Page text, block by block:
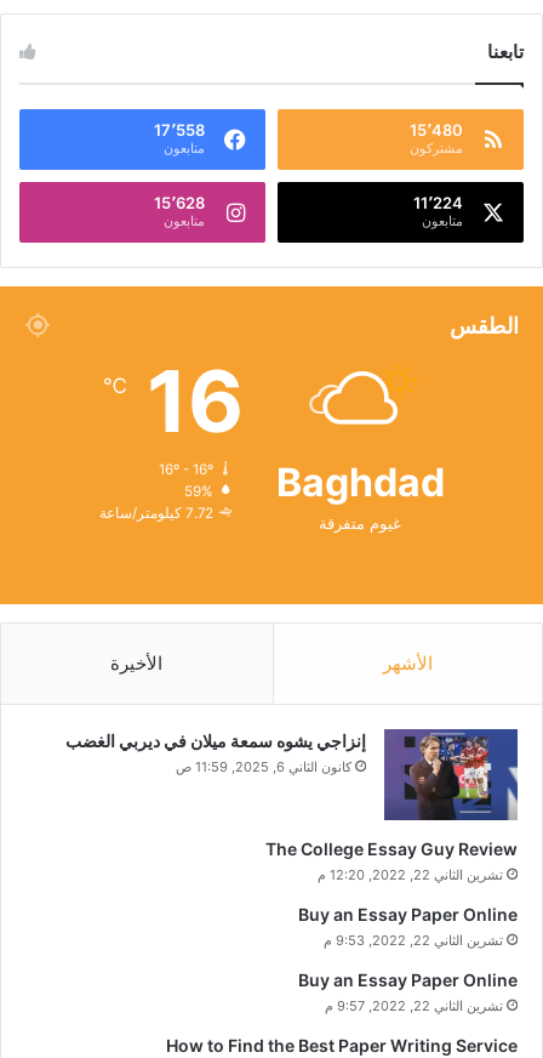
تابعنا
15٬480
مشتركون
17٬558
متابعون
11٬224
متابعون
15٬628
متابعون
الطقس
Baghdad
غيوم متفرقة
16
℃
16º - 16º
59%
7.72 كيلومتر/ساعة
الأشهر الأخيرة
إنزاجي يشوه سمعة ميلان في ديربي الغضب
كانون الثاني 6, 2025, 11:59 ص
The College Essay Guy Review
تشرين الثاني 22, 2022, 12:20 م
Buy an Essay Paper Online
تشرين الثاني 22, 2022, 9:53 م
Buy an Essay Paper Online
تشرين الثاني 22, 2022, 9:57 م
How to Find the Best Paper Writing Service